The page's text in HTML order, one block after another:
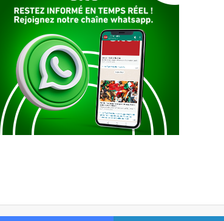
Facebook